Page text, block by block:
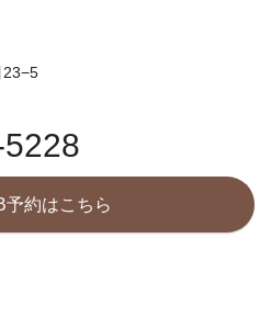
23−5
予約はこちら